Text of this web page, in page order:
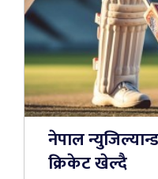
नेपाल
क्रिकेट खेल्दै